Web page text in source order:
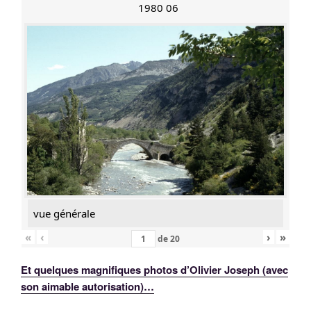
1980 06
vue générale
«
‹ de20 › »
Et quelques magnifiques photos d’Olivier Joseph (avec
son aimable autorisation)…